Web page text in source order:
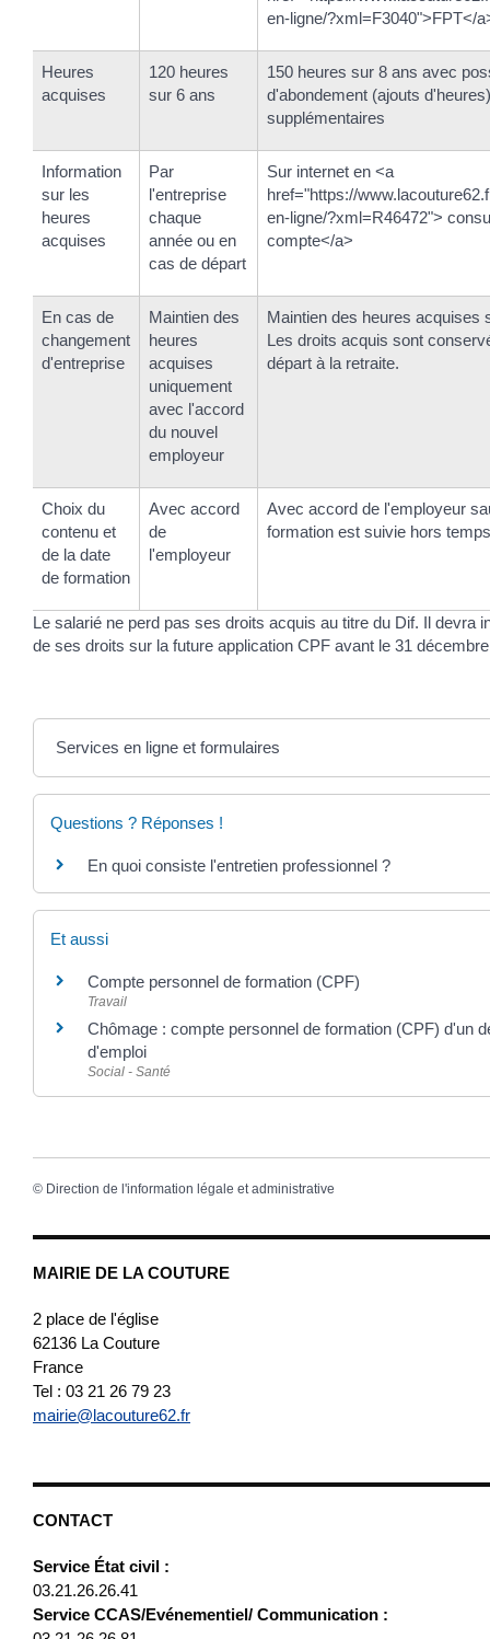
MAIRIE DE LA COUTURE
2 place de l'église
62136 La Couture
France
Tel : 03 21 26 79 23
mairie@lacouture62.fr
CONTACT
Service État civil :
03.21.26.26.41
Service CCAS/Evénementiel/ Communication :
en-ligne/?xml=F3040">FPT</
Heures
acquises
120 heures
sur 6 ans
150 heures sur 8 ans avec
d'abondement (ajouts d'heures)
supplémentaires
Information
sur les
heures
acquises
Par
l'entreprise
chaque
année ou en
cas de départ
Sur internet en <a
href="https://
en-ligne/?xml=R46472">
compte</a>
En cas de
changement
d'entreprise
Maintien des
heures
acquises
uniquement
avec l'accord
du nouvel
employeur
Maintien des heures acquises
Les droits acquis sont
départ à la retraite.
Choix du
contenu et
de la date
de formation
Avec accord
de
l'employeur
Avec accord de l'employeur
formation est suivie hors
Le salarié ne perd pas ses droits acquis au titre du Dif. Il devra
de ses droits sur la future application CPF avant le 31
Services en ligne et formulaires
Questions ? Réponses !
En quoi consiste l'entretien professionnel ?
Et aussi
Compte personnel de formation (CPF)
Travail
Chômage : compte personnel de formation (CPF) d'un
d'emploi
Social - Santé
© Direction de l'information légale et administrative